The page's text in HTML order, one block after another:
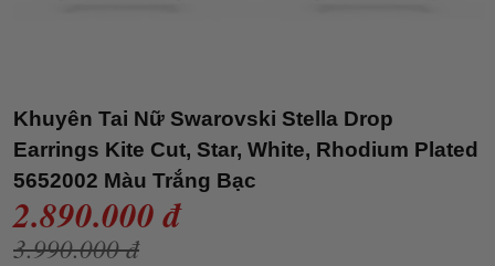
Khuyên Tai Nữ Swarovski Stella Drop
Earrings Kite Cut, Star, White, Rhodium Plated
5652002 Màu Trắng Bạc
2.890.000 đ
3.990.000 đ